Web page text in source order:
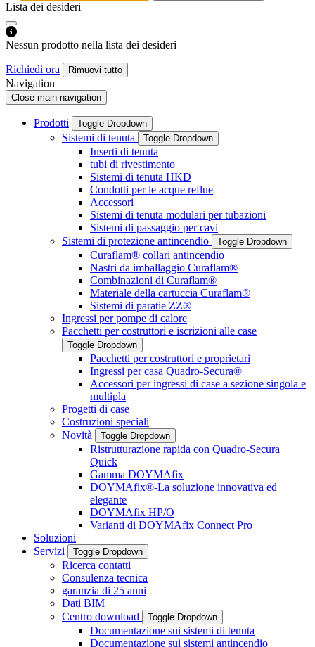
Lista dei desideri
Nessun prodotto nella lista dei desideri
Richiedi ora Rimuovi tutto
Navigation
Close main navigation
Prodotti Toggle Dropdown
Sistemi di tenuta Toggle Dropdown
Inserti di tenuta
tubi di rivestimento
Sistemi di tenuta HKD
Condotti per le acque reflue
Accessori
Sistemi di tenuta modulari per tubazioni
Sistemi di passaggio per cavi
Sistemi di protezione antincendio
Toggle Dropdown
Curaflam® collari antincendio
Nastri da imballaggio Curaflam®
Combinazioni di Curaflam®
Materiale della cartuccia Curaflam®
Sistemi di paratie ZZ®
Ingressi per pompe di calore
Pacchetti per costruttori e iscrizioni alle case
Toggle Dropdown
Pacchetti per costruttori e proprietari
Ingressi per casa Quadro-Secura®
Accessori per ingressi di case a sezione singola e
multipla
Progetti di case
Costruzioni speciali
Novità
Toggle Dropdown
Ristrutturazione rapida con Quadro-Secura
Quick
Gamma DOYMAfix
DOYMAfix®-La soluzione innovativa ed
elegante
DOYMAfix HP/O
Varianti di DOYMAfix Connect Pro
Soluzioni
Servizi
Toggle Dropdown
Ricerca contatti
Consulenza tecnica
garanzia di 25 anni
Dati BIM
Centro download
Toggle Dropdown
Documentazione sui sistemi di tenuta
Documentazione sui sistemi antincendio